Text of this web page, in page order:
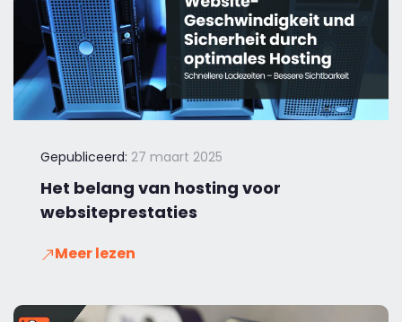
Gepubliceerd: 27 maart 2025
Het belang van hosting voor
websiteprestaties
Meer lezen